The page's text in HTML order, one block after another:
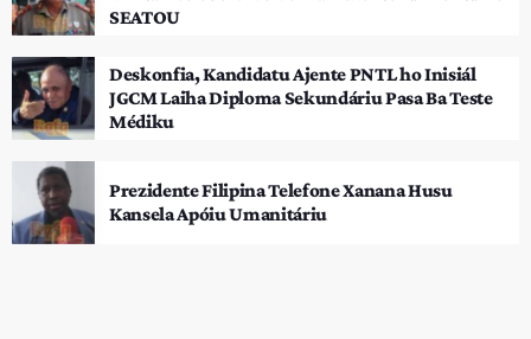
SEATOU
Deskonfia, Kandidatu Ajente PNTL ho Inisiál
JGCM Laiha Diploma Sekundáriu Pasa Ba Teste
Médiku
Prezidente Filipina Telefone Xanana Husu
Kansela Apóiu Umanitáriu